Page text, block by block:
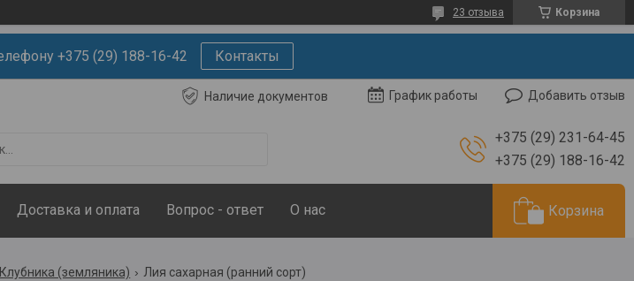
Корзина
23 отзыва
+375 (29) 188-16-42 Контакты
Наличие документов График работы Добавить отзыв
+375 (29) 231-64-45
+375 (29) 188-16-42
Доставка и оплата Вопрос - ответ О нас Корзина
Клубника (земляника) Лия сахарная (ранний сорт)